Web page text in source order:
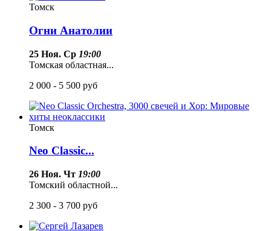
Томск
Огни Анатолии
25 Ноя. Ср 19:00
Томская областная...
2 000 - 5 500 руб
Томск
Neo Classic...
26 Ноя. Чт 19:00
Томский областной...
2 300 - 3 700 руб